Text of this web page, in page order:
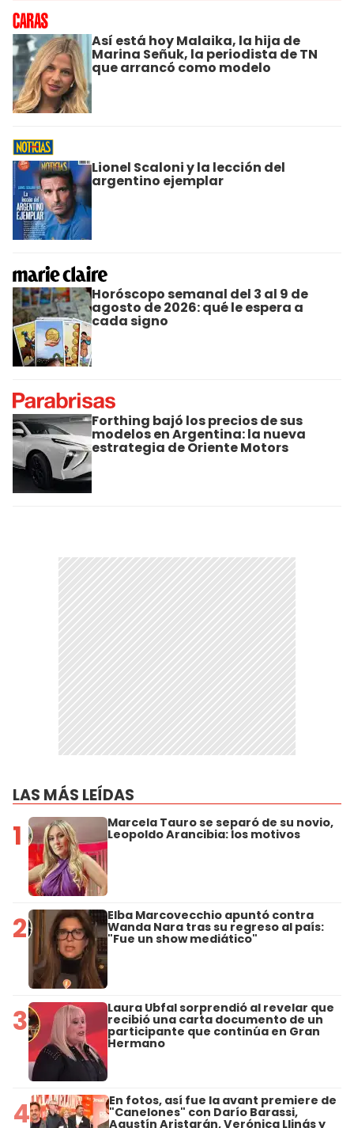
Así está hoy Malaika, la hija de
Marina Señuk, la periodista de TN
que arrancó como modelo
Lionel Scaloni y la lección del
argentino ejemplar
Horóscopo semanal del 3 al 9 de
agosto de 2026: qué le espera a
cada signo
Forthing bajó los precios de sus
modelos en Argentina: la nueva
estrategia de Oriente Motors
LAS MÁS LEÍDAS
1 Marcela Tauro se separó de su novio,
Leopoldo Arancibia: los motivos
2 Elba Marcovecchio apuntó contra
Wanda Nara tras su regreso al país:
"Fue un show mediático"
3 Laura Ubfal sorprendió al revelar que
recibió una carta documento de un
participante que continúa en Gran
Hermano
4 En fotos, así fue la avant premiere de
"Canelones" con Darío Barassi,
Agustín Aristarán, Verónica Llinás y